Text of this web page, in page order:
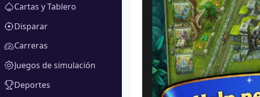
Cartas y Tablero
Disparar
Carreras
Juegos de simulación
Deportes